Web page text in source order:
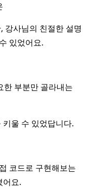
강사님의 친절한 설명
있었어요.
한 부분만 골라내는
울 수 있었답니다.
코드로 구현해보는
어요.